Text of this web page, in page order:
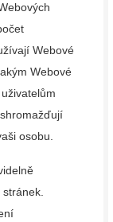
Webové
Webové
osobu.